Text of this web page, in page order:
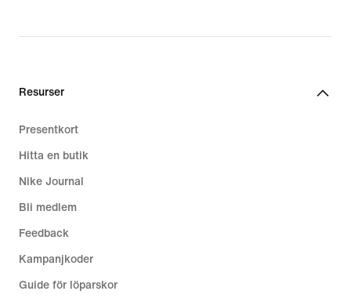
Resurser
Presentkort
Hitta en butik
Nike Journal
Bli medlem
Feedback
Kampanjkoder
Guide för löparskor